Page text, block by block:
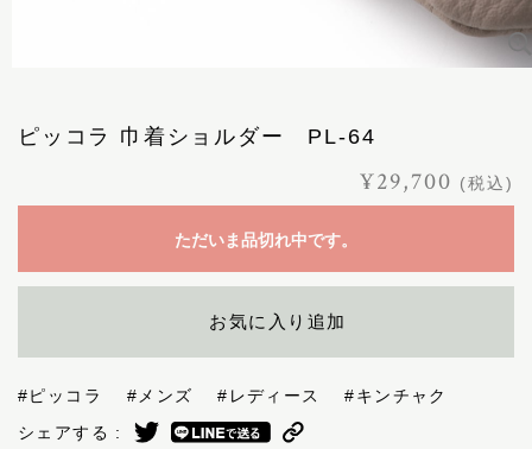
ピッコラ 巾着ショルダー PL-64
¥29,700 (税込)
ただいま品切れ中です。
お気に入り追加
#ピッコラ #メンズ #レディース
#キンチャク
シェアする :